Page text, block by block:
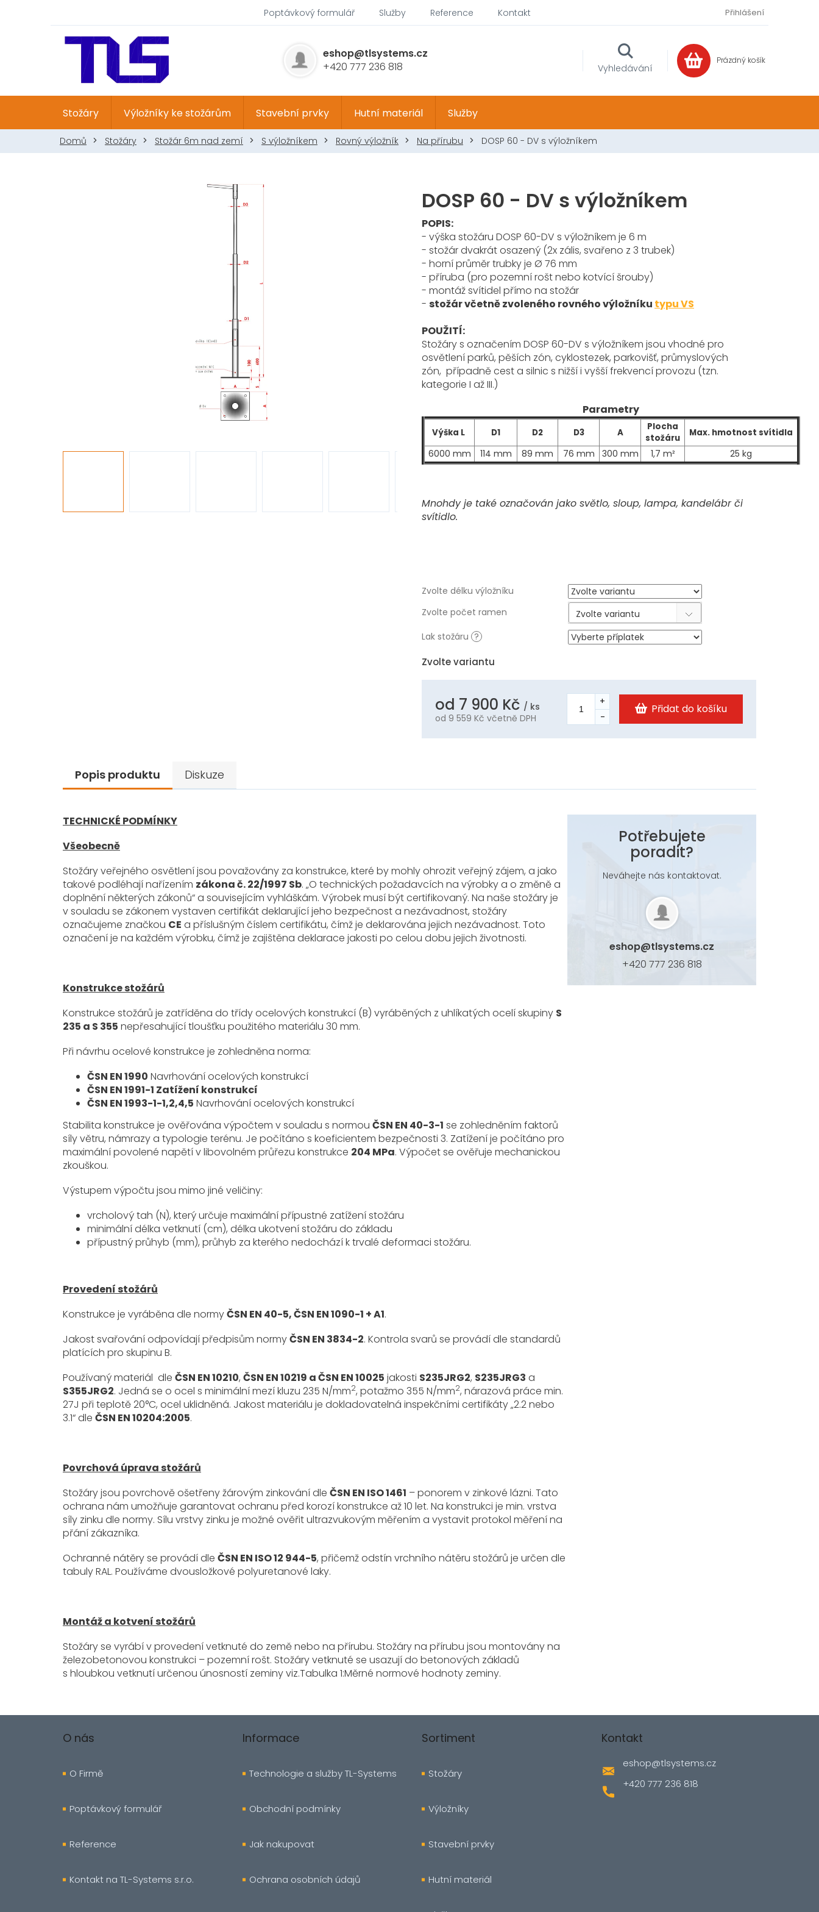
Poptávkový formulář Služby Reference Kontakt Přihlášení
NÁKUPNÍ
KOŠÍK
Prázdný košík
Vyhledávání
+420 777 236 818
eshop@tlsystems.cz
Stožáry Výložníky ke stožárům Stavební prvky Hutní materiál Služby
Domů Stožáry Stožár 6m nad zemí S výložníkem Rovný výložník Na přírubu DOSP 60 - DV s výložníkem
Zvolte variantu
Zvolte délku výložníku
Zvolte počet ramen
Zvolte variantu
Lak stožáru ?
POPIS:
- výška stožáru DOSP 60-DV s výložníkem je 6 m
- stožár dvakrát osazený (2x zális, svařeno z 3 trubek)
- horní průměr trubky je Ø 76 mm
- příruba (pro pozemní rošt nebo kotvící šrouby)
- montáž svítidel přímo na stožár
- stožár včetně zvoleného rovného výložníku typu VS
POUŽITÍ:
Stožáry s označením DOSP 60-DV s výložníkem jsou vhodné pro
osvětlení parků, pěších zón, cyklostezek, parkovišť, průmyslových
zón, případně cest a silnic s nižší i vyšší frekvencí provozu (tzn.
kategorie I až III.)
Parametry
Výška L D1 D2 D3 A
Plocha
stožáru
Max. hmotnost svítidla
6000 mm 114 mm 89 mm 76 mm 300 mm 1,7 m² 25 kg
Mnohdy je také označován jako světlo, sloup, lampa, kandelábr či
svítidlo.
od 7 900 Kč / ks
od 9 559 Kč včetně DPH
cena:
Přidat do košíku
DOSP 60 - DV s výložníkem
Popis produktu Diskuze
TECHNICKÉ PODMÍNKY
Všeobecně
Stožáry veřejného osvětlení jsou považovány za konstrukce, které by mohly ohrozit veřejný zájem, a jako
takové podléhají nařízením zákona č. 22/1997 Sb. „O technických požadavcích na výrobky a o změně a
doplnění některých zákonů“ a souvisejícím vyhláškám. Výrobek musí být certifikovaný. Na naše stožáry je
v souladu se zákonem vystaven certifikát deklarující jeho bezpečnost a nezávadnost, stožáry
označujeme značkou CE a příslušným číslem certifikátu, čímž je deklarována jejich nezávadnost. Toto
označení je na každém výrobku, čímž je zajištěna deklarace jakosti po celou dobu jejich životnosti.
Konstrukce stožárů
Konstrukce stožárů je zatříděna do třídy ocelových konstrukcí (B) vyráběných z uhlíkatých ocelí skupiny S
235 a S 355 nepřesahující tloušťku použitého materiálu 30 mm.
Při návrhu ocelové konstrukce je zohledněna norma:
ČSN EN 1990 Navrhování ocelových konstrukcí
ČSN EN 1991-1 Zatížení konstrukcí
ČSN EN 1993-1-1,2,4,5 Navrhování ocelových konstrukcí
Stabilita konstrukce je ověřována výpočtem v souladu s normou ČSN EN 40-3-1 se zohledněním faktorů
síly větru, námrazy a typologie terénu. Je počítáno s koeficientem bezpečnosti 3. Zatížení je počítáno pro
maximální povolené napětí v libovolném průřezu konstrukce 204 MPa. Výpočet se ověřuje mechanickou
zkouškou.
Výstupem výpočtu jsou mimo jiné veličiny:
vrcholový tah (N), který určuje maximální přípustné zatížení stožáru
minimální délka vetknutí (cm), délka ukotvení stožáru do základu
přípustný průhyb (mm), průhyb za kterého nedochází k trvalé deformaci stožáru.
Provedení stožárů
Konstrukce je vyráběna dle normyČSN EN 40-5, ČSN EN 1090-1 + A1.
Jakost svařování odpovídají předpisům normyČSN EN 3834-2. Kontrola svarů se provádí dle standardů
platících pro skupinu B.
Používaný materiál dle ČSN EN 10210, ČSN EN 10219 a ČSN EN 10025 jakosti S235JRG2, S235JRG3 a
S355JRG2. Jedná se o ocel s minimální mezí kluzu 235 N/mm2, potažmo 355 N/mm2, nárazová práce min.
27J při teplotě 20°C, ocel uklidněná. Jakost materiálu je dokladovatelná inspekčními certifikáty „2.2 nebo
3.1“ dle ČSN EN 10204:2005.
Povrchová úprava stožárů
Stožáry jsou povrchově ošetřeny žárovým zinkování dle ČSN EN ISO 1461 – ponorem v zinkové lázni. Tato
ochrana nám umožňuje garantovat ochranu před korozí konstrukce až 10 let. Na konstrukci je min. vrstva
síly zinku dle normy. Sílu vrstvy zinku je možné ověřit ultrazvukovým měřením a vystavit protokol měření na
přání zákazníka.
Ochranné nátěry se provádí dle ČSN EN ISO 12 944-5, přičemž odstín vrchního nátěru stožárů je určen dle
tabuly RAL. Používáme dvousložkové polyuretanové laky.
Montáž a kotvení stožárů
Stožáry se vyrábí v provedení vetknuté do země nebo na přírubu. Stožáry na přírubu jsou montovány na
železobetonovou konstrukci – pozemní rošt. Stožáry vetknuté se usazují do betonových základů
s hloubkou vetknutí určenou únosností zeminy viz.Tabulka 1:Měrné normové hodnoty zeminy.
Potřebujete
poradit?
Neváhejte nás kontaktovat.
eshop@tlsystems.cz
+420 777 236 818
O nás
O Firmě
Poptávkový formulář
Reference
Kontakt na TL-Systems s.r.o.
Informace
Technologie a služby TL-Systems
Obchodní podmínky
Jak nakupovat
Ochrana osobních údajů
Sortiment
Stožáry
Výložníky
Stavební prvky
Hutní materiál
Kontakt
eshop@tlsystems.cz
+420 777 236 818